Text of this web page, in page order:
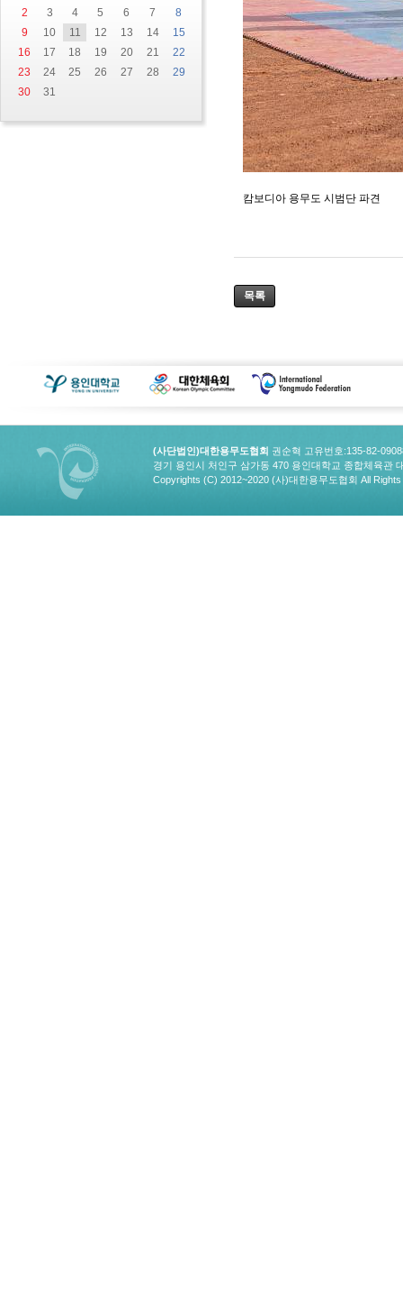
2
3 4 5 6 7
8
9
10 11 12 13 14
15
16
17 18 19 20 21
22
23
24 25 26 27 28
29
30
31
캄보디아 용무도 시범단 파견
목록
(사단법인)대한용무도협회 권순혁 고유번호:135-82-
경기 용인시 처인구 삼가동 470 용인대학교 종합체육관
Copyrights (C) 2012~2020 (사)대한용무도협회 All